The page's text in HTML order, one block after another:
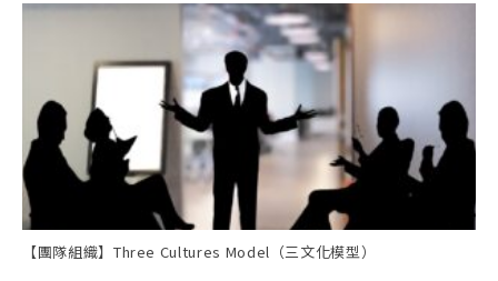
【團隊組織】Three Cultures Model（三文化模型）